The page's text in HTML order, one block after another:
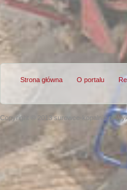
Strona główna O portalu
Copyright © 2013 surowce-kopalnie.pl